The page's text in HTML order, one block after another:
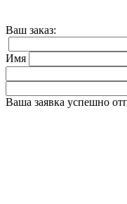
Ваш заказ:
Имя
Ваша заявка успешно